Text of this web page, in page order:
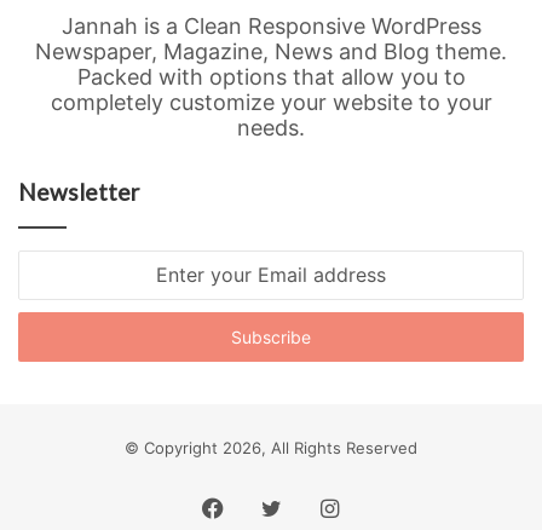
Jannah is a Clean Responsive WordPress
Newspaper, Magazine, News and Blog theme.
Packed with options that allow you to
completely customize your website to your
needs.
Newsletter
Email
© Copyright 2026, All Rights Reserved
Facebook
TwitterInstagram